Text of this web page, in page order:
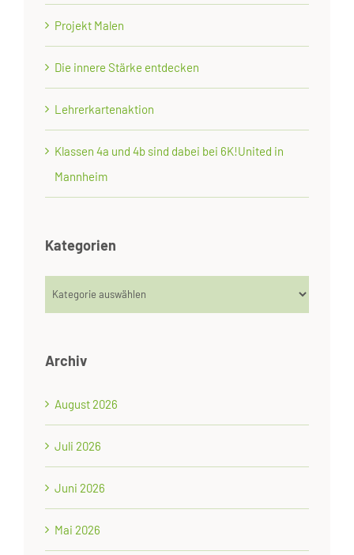
Projekt Malen
Die innere Stärke entdecken
Lehrerkartenaktion
Klassen 4a und 4b sind dabei bei 6K!United in
Mannheim
Kategorien
Kategorien
Archiv
August 2026
Juli 2026
Juni 2026
Mai 2026